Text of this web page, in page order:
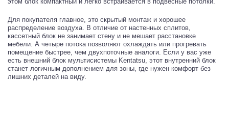
Для покупателя главное, это скрытый монтаж и хорошее
распределение воздуха. В отличие от настенных сплитов,
кассетный блок не занимает стену и не мешает расстановке
мебели. А четыре потока позволяют охлаждать или прогревать
помещение быстрее, чем двухпоточные аналоги. Если у вас уже
есть внешний блок мультисистемы Kentatsu, этот внутренний блок
станет логичным дополнением для зоны, где нужен комфорт без
лишних деталей на виду.